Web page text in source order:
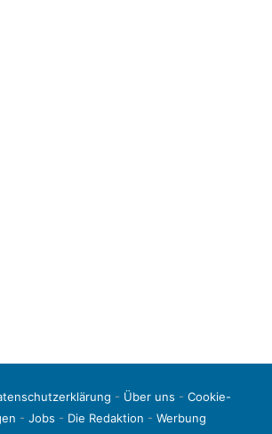
- Über uns - Cookie-
- Jobs - Die Redaktion - Werbung